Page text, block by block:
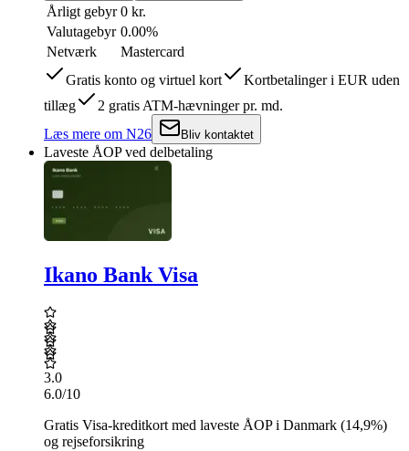
Årligt gebyr 0 kr.
Valutagebyr 0.00%
Netværk
Mastercard
Gratis konto og virtuel kort
Kortbetalinger i EUR uden
tillæg
2 gratis ATM-hævninger pr. md.
Læs mere om N26 Bliv kontaktet
Laveste ÅOP ved delbetaling
Ikano Bank Visa
3.0
6.0/10
Gratis Visa-kreditkort med laveste ÅOP i Danmark (14,9%)
og rejseforsikring